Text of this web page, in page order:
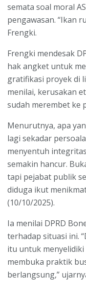
semata soal moral
pengawasan. “Ikan
Frengki.
Frengki mendesak
hak angket untuk
gratifikasi proyek di
menilai, kerusakan
sudah merembet ke
Menurutnya, apa
lagi sekadar
menyentuh
semakin hancur.
tapi pejabat publik
diduga ikut
(10/10/2025).
Ia menilai DPRD
terhadap situasi ini.
itu untuk
membuka praktik
berlangsung,”